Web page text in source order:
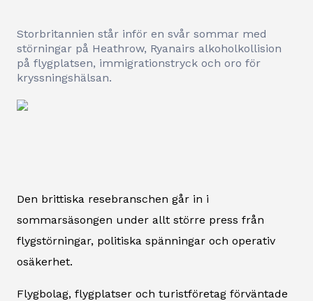
Storbritannien står inför en svår sommar med
störningar på Heathrow, Ryanairs alkoholkollision
på flygplatsen, immigrationstryck och oro för
kryssningshälsan.
Den brittiska resebranschen går in i
sommarsäsongen under allt större press från
flygstörningar, politiska spänningar och operativ
osäkerhet.
Flygbolag, flygplatser och turistföretag förväntade